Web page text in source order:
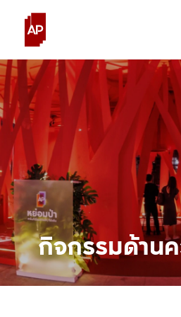
การดำเนินงานด้านความยั่งยืนที่ AP
สิ่งแวดล้อม
สังคม
เศรษฐกิจและการกำกับดูแลกิจการ
รายงานและการเปิดเผยข้อมูล
โครงการด้านความยั่งยืน
กิจกรรมด้าน